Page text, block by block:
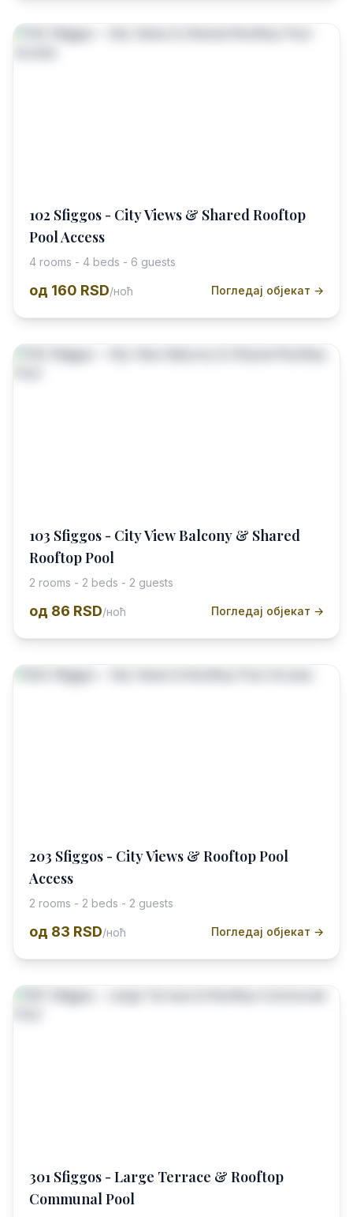
102 Sfiggos - City Views & Shared Rooftop
Pool Access
4 rooms - 4 beds - 6 guests
од 160 RSD/ноћ Погледај објекат →
103 Sfiggos - City View Balcony & Shared
Rooftop Pool
2 rooms - 2 beds - 2 guests
од 86 RSD/ноћ Погледај објекат →
203 Sfiggos - City Views & Rooftop Pool
Access
2 rooms - 2 beds - 2 guests
од 83 RSD/ноћ Погледај објекат →
301 Sfiggos - Large Terrace & Rooftop
Communal Pool